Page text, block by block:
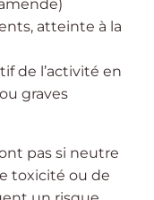
atteinte à la
de l’activité en
graves
pas si neutre
toxicité ou de